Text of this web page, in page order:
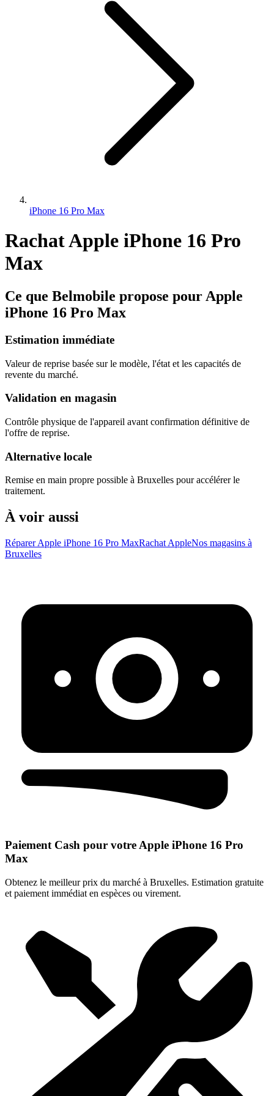
iPhone 16 Pro Max
Rachat Apple iPhone 16 Pro
Max
Ce que Belmobile propose pour Apple
iPhone 16 Pro Max
Estimation immédiate
Valeur de reprise basée sur le modèle, l'état et les capacités de
revente du marché.
Validation en magasin
Contrôle physique de l'appareil avant confirmation définitive de
l'offre de reprise.
Alternative locale
Remise en main propre possible à Bruxelles pour accélérer le
traitement.
À voir aussi
Réparer Apple iPhone 16 Pro MaxRachat AppleNos magasins à
Bruxelles
Paiement Cash pour votre Apple iPhone 16 Pro
Max
Obtenez le meilleur prix du marché à Bruxelles. Estimation gratuite
et paiement immédiat en espèces ou virement.